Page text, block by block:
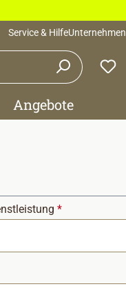
Service & HilfeUnternehmen
Angebote
*